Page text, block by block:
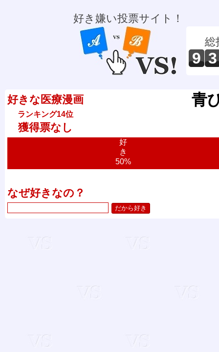
好き嫌い投票サイト！
総
9 3
好きな医療漫画
ランキング14位
獲得票なし
青
好
き
50%
なぜ好きなの？